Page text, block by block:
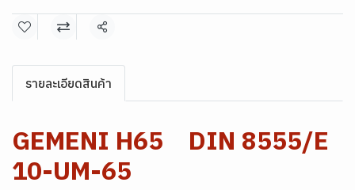
แชร์
รายละเอียดสินค้า
GEMENI H65 DIN 8555/E
10-UM-65